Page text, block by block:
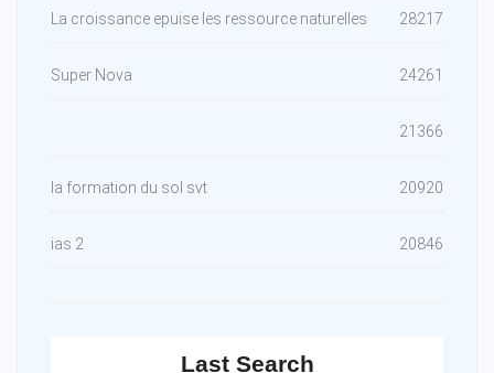
La croissance epuise les ressource naturelles 28217
Super Nova 24261
21366
la formation du sol svt 20920
ias 2 20846
Last Search